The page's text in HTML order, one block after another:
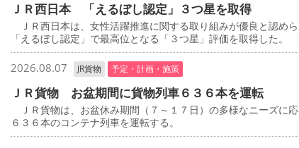
ＪＲ西日本 「えるぼし認定」３つ星を取得
ＪＲ西日本は、女性活躍推進に関する取り組みが優良と認め
「えるぼし認定」で最高位となる「３つ星」評価を取得した。
2026.08.07 JR貨物 予定・計画・施策
ＪＲ貨物 お盆期間に貨物列車６３６本を運転
ＪＲ貨物は、お盆休み期間（７～１７日）の多様なニーズに
６３６本のコンテナ列車を運転する。